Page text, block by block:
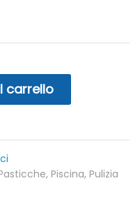
carrello
, Piscina, Pulizia